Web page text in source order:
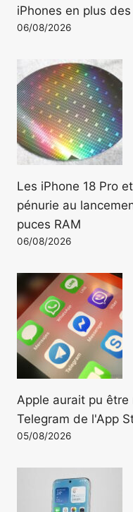
iPhones en plus
06/08/2026
Les iPhone 18 Pro
pénurie au
puces RAM
06/08/2026
Apple aurait pu
Telegram de l'App
05/08/2026